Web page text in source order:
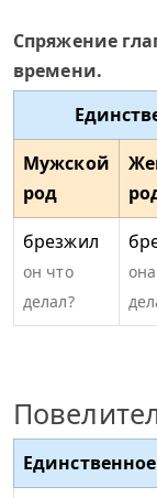
Спряжение
времени.
Мужской
род
брезжил
он что
делал?